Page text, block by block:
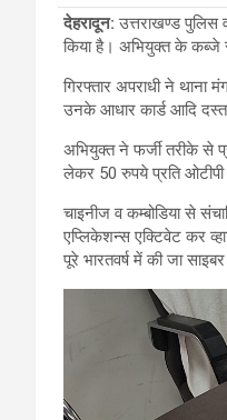
देहरादून:उत्तराखण्ड पुलिस
किया है। अभियुक्त के कब्जे
गिरफ्तार अपराधी ने
उनके आधार कार्ड आदि
अभियुक्त ने फर्जी तरीके से
लेकर 50 रुपये प्रति
चाइनीज व कम्बोडिया से
एप्लिकेशन्स एक्टिवेट कर
पूरे भारतवर्ष में की जा साइबर